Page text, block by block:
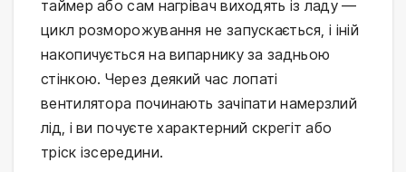
таймер або сам нагрівач виходять із ладу —
цикл розморожування не запускається, і іній
накопичується на випарнику за задньою
стінкою. Через деякий час лопаті
вентилятора починають зачіпати намерзлий
лід, і ви почуєте характерний скрегіт або
тріск ізсередини.